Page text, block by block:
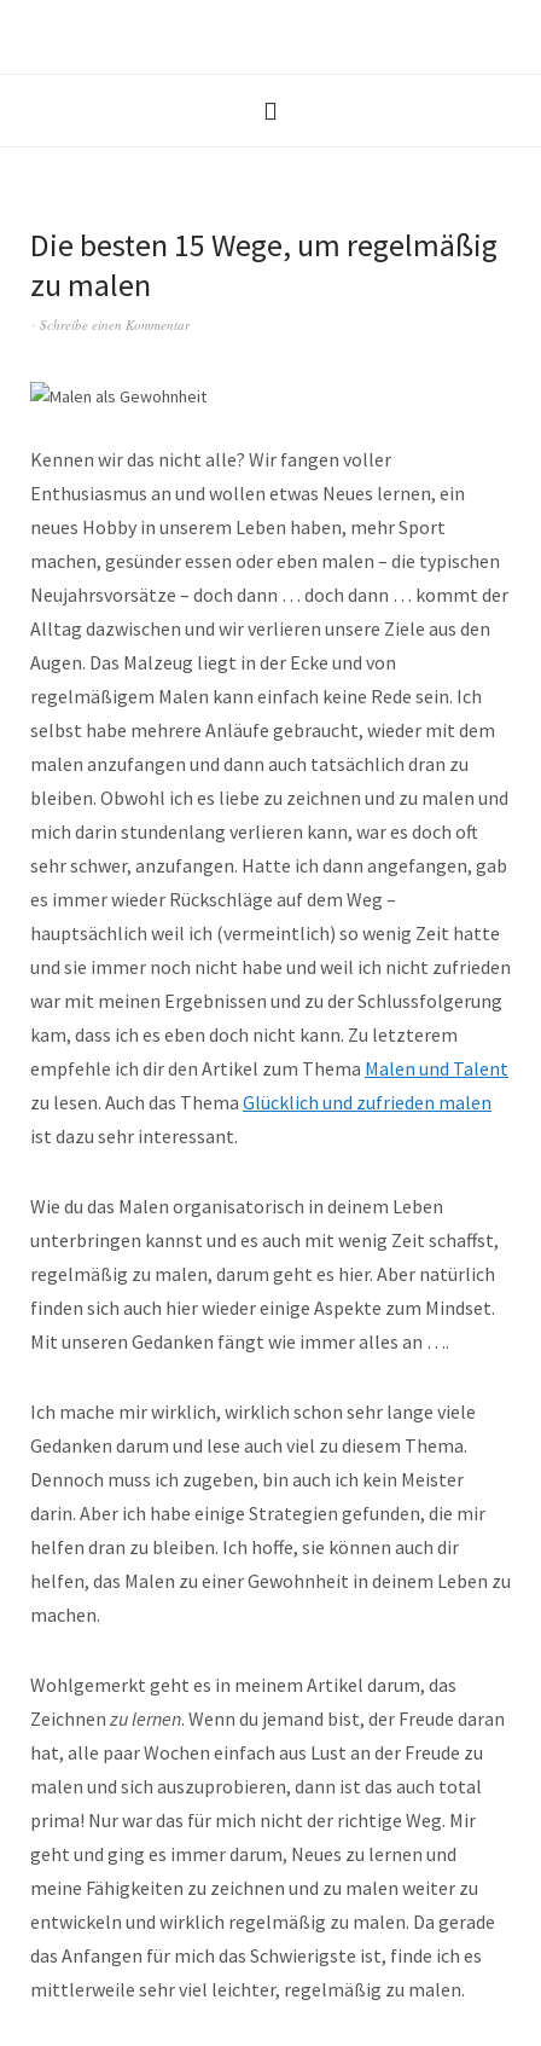
Die besten 15 Wege, um regelmäßig
zu malen
Schreibe einen Kommentar
Kennen wir das nicht alle? Wir fangen voller
Enthusiasmus an und wollen etwas Neues lernen, ein
neues Hobby in unserem Leben haben, mehr Sport
machen, gesünder essen oder eben malen – die typischen
Neujahrsvorsätze – doch dann … doch dann … kommt der
Alltag dazwischen und wir verlieren unsere Ziele aus den
Augen. Das Malzeug liegt in der Ecke und von
regelmäßigem Malen kann einfach keine Rede sein. Ich
selbst habe mehrere Anläufe gebraucht, wieder mit dem
malen anzufangen und dann auch tatsächlich dran zu
bleiben. Obwohl ich es liebe zu zeichnen und zu malen und
mich darin stundenlang verlieren kann, war es doch oft
sehr schwer, anzufangen. Hatte ich dann angefangen, gab
es immer wieder Rückschläge auf dem Weg –
hauptsächlich weil ich (vermeintlich) so wenig Zeit hatte
und sie immer noch nicht habe und weil ich nicht zufrieden
war mit meinen Ergebnissen und zu der Schlussfolgerung
kam, dass ich es eben doch nicht kann. Zu letzterem
empfehle ich dir den Artikel zum Thema Malen und Talent
zu lesen. Auch das Thema Glücklich und zufrieden malen
ist dazu sehr interessant.
Wie du das Malen organisatorisch in deinem Leben
unterbringen kannst und es auch mit wenig Zeit schaffst,
regelmäßig zu malen, darum geht es hier. Aber natürlich
finden sich auch hier wieder einige Aspekte zum Mindset.
Mit unseren Gedanken fängt wie immer alles an ….
Ich mache mir wirklich, wirklich schon sehr lange viele
Gedanken darum und lese auch viel zu diesem Thema.
Dennoch muss ich zugeben, bin auch ich kein Meister
darin. Aber ich habe einige Strategien gefunden, die mir
helfen dran zu bleiben. Ich hoffe, sie können auch dir
helfen, das Malen zu einer Gewohnheit in deinem Leben zu
machen.
Wohlgemerkt geht es in meinem Artikel darum, das
Zeichnen zu lernen. Wenn du jemand bist, der Freude daran
hat, alle paar Wochen einfach aus Lust an der Freude zu
malen und sich auszuprobieren, dann ist das auch total
prima! Nur war das für mich nicht der richtige Weg. Mir
geht und ging es immer darum, Neues zu lernen und
meine Fähigkeiten zu zeichnen und zu malen weiter zu
entwickeln und wirklich regelmäßig zu malen. Da gerade
das Anfangen für mich das Schwierigste ist, finde ich es
mittlerweile sehr viel leichter, regelmäßig zu malen.